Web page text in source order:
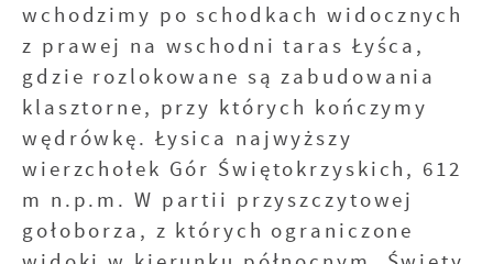
wchodzimy po schodkach widocznych
z prawej na wschodni taras Łyśca,
gdzie rozlokowane są zabudowania
klasztorne, przy których kończymy
wędrówkę. Łysica najwyższy
wierzchołek Gór Świętokrzyskich, 612
m n.p.m. W partii przyszczytowej
gołoborza, z których ograniczone